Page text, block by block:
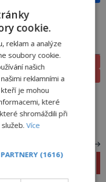
PŘEDPLATNÉ
ELEKTRONICKÉ
TIŠTĚNÉ
vykopávají
aneb co dělat, když se
cookie.
reklam a analýze
soubory cookie.
našich
reklamními a
je mohou
které
shromáždili při
služeb.Více
(1616)